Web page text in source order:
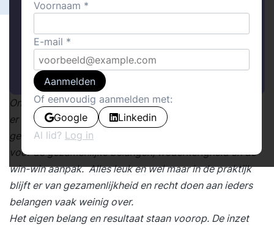
Onderhandelen, iedereen doet het. Talloze boeken zijn
er verschenen en het aantal trainingen dat wordt
gegeven is enorm. Terugkerend item is de aandacht
voor de gezamenlijke belangen, wederkerigheid en de
win-win aanpak. Alles leuk en wel maar in de praktijk
blijft er van gezamenlijkheid en recht doen aan ieders
belangen vaak weinig over.
Het eigen belang en resultaat staan voorop. De inzet
Voornaam
E-mail
Aanmelden
Of eenvoudig aanmelden met:
Google
Linkedin
Al lid? Log in